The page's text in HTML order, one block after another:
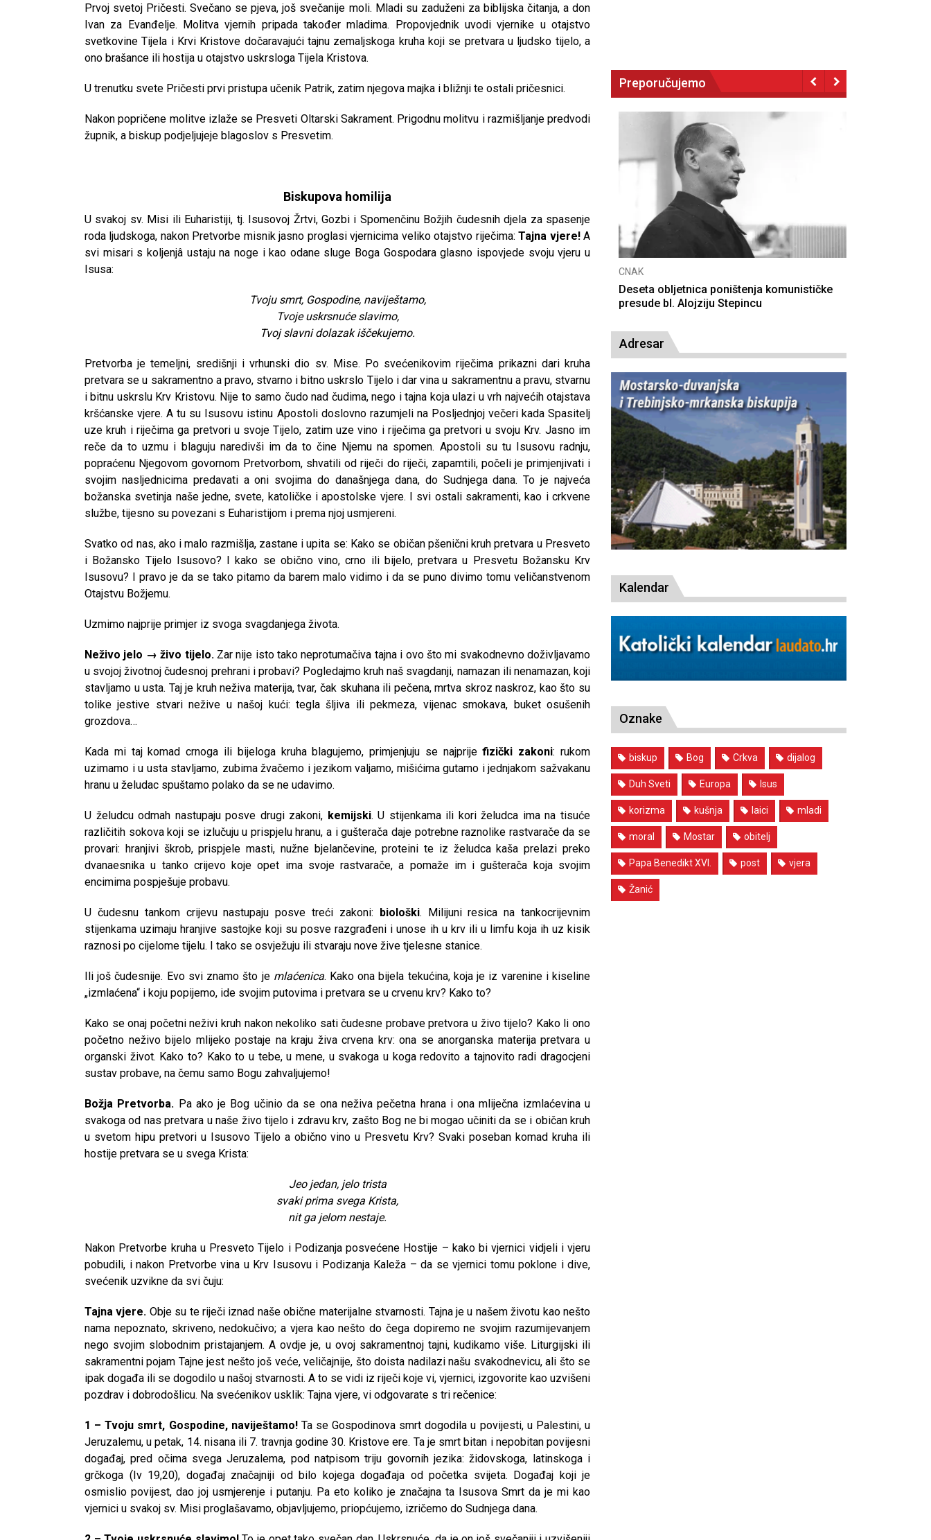
Prvoj svetoj Pričesti. Svečano se pjeva, još svečanije moli. Mladi su zaduženi za biblijska čitanja, a don
Ivan za Evanđelje. Molitva vjernih pripada također mladima. Propovjednik uvodi vjernike u otajstvo
svetkovine Tijela i Krvi Kristove dočaravajući tajnu zemaljskoga kruha koji se pretvara u ljudsko tijelo, a
ono brašance ili hostija u otajstvo uskrsloga Tijela Kristova.
U trenutku svete Pričesti prvi pristupa učenik Patrik, zatim njegova majka i bližnji te ostali pričesnici.
Nakon popričene molitve izlaže se Presveti Oltarski Sakrament. Prigodnu molitvu i razmišljanje predvodi
župnik, a biskup podjeljujeje blagoslov s Presvetim.
Biskupova homilija
U svakoj sv. Misi ili Euharistiji, tj. Isusovoj Žrtvi, Gozbi i Spomenčinu Božjih čudesnih djela za spasenje
roda ljudskoga, nakon Pretvorbe misnik jasno proglasi vjernicima veliko otajstvo riječima:Tajna vjere!A
svi misari s koljenjâ ustaju na noge i kao odane sluge Boga Gospodara glasno ispovjede svoju vjeru u
Isusa:
Tvoju smrt, Gospodine, naviještamo,
Tvoje uskrsnuće slavimo,
Tvoj slavni dolazak iščekujemo.
Pretvorba je temeljni, središnji i vrhunski dio sv. Mise. Po svećenikovim riječima prikazni dari kruha
pretvara se u sakramentno a pravo, stvarno i bitno uskrslo Tijelo i dar vina u sakramentnu a pravu, stvarnu
i bitnu uskrslu Krv Kristovu. Nije to samo čudo nad čudima, nego i tajna koja ulazi u vrh najvećih otajstava
kršćanske vjere. A tu su Isusovu istinu Apostoli doslovno razumjeli na Posljednjoj večeri kada Spasitelj
uze kruh i riječima ga pretvori u svoje Tijelo, zatim uze vino i riječima ga pretvori u svoju Krv. Jasno im
reče da to uzmu i blaguju naredivši im da to čine Njemu na spomen. Apostoli su tu Isusovu radnju,
popraćenu Njegovom govornom Pretvorbom, shvatili od riječi do riječi, zapamtili, počeli je primjenjivati i
svojim nasljednicima predavati a oni svojima do današnjega dana, do Sudnjega dana. To je najveća
božanska svetinja naše jedne, svete, katoličke i apostolske vjere. I svi ostali sakramenti, kao i crkvene
službe, tijesno su povezani s Euharistijom i prema njoj usmjereni.
Svatko od nas, ako i malo razmišlja, zastane i upita se: Kako se običan pšenični kruh pretvara u Presveto
i Božansko Tijelo Isusovo? I kako se obično vino, crno ili bijelo, pretvara u Presvetu Božansku Krv
Isusovu? I pravo je da se tako pitamo da barem malo vidimo i da se puno divimo tomu veličanstvenom
Otajstvu Božjemu.
Uzmimo najprije primjer iz svoga svagdanjega života.
Neživo jelo → živo tijelo.Zar nije isto tako neprotumačiva tajna i ovo što mi svakodnevno doživljavamo
u svojoj životnoj čudesnoj prehrani i probavi? Pogledajmo kruh naš svagdanji, namazan ili nenamazan, koji
stavljamo u usta. Taj je kruh neživa materija, tvar, čak skuhana ili pečena, mrtva skroz naskroz, kao što su
tolike jestive stvari nežive u našoj kući: tegla šljiva ili pekmeza, vijenac smokava, buket osušenih
grozdova…
Kada mi taj komad crnoga ili bijeloga kruha blagujemo, primjenjuju se najprijefizički zakoni: rukom
uzimamo i u usta stavljamo, zubima žvačemo i jezikom valjamo, mišićima gutamo i jednjakom sažvakanu
hranu u želudac spuštamo polako da se ne udavimo.
U želudcu odmah nastupaju posve drugi zakoni, kemijski. U stijenkama ili kori želudca ima na tisuće
različitih sokova koji se izlučuju u prispjelu hranu, a i gušterača daje potrebne raznolike rastvarače da se
provari: hranjivi škrob, prispjele masti, nužne bjelančevine, proteini te iz želudca kaša prelazi preko
dvanaesnika u tanko crijevo koje opet ima svoje rastvarače, a pomaže im i gušterača koja svojim
encimima pospješuje probavu.
U čudesnu tankom crijevu nastupaju posve treći zakoni: biološki. Milijuni resica na tankocrijevnim
stijenkama uzimaju hranjive sastojke koji su posve razgrađeni i unose ih u krv ili u limfu koja ih uz kisik
raznosi po cijelome tijelu. I tako se osvježuju ili stvaraju nove žive tjelesne stanice.
Ili još čudesnije. Evo svi znamo što je mlaćenica. Kako ona bijela tekućina, koja je iz varenine i kiseline
„izmlaćena“ i koju popijemo, ide svojim putovima i pretvara se u crvenu krv? Kako to?
Kako se onaj početni neživi kruh nakon nekoliko sati čudesne probave pretvora u živo tijelo? Kako li ono
početno neživo bijelo mlijeko postaje na kraju živa crvena krv: ona se anorganska materija pretvara u
organski život. Kako to? Kako to u tebe, u mene, u svakoga u koga redovito a tajnovito radi dragocjeni
sustav probave, na čemu samo Bogu zahvaljujemo!
Božja Pretvorba. Pa ako je Bog učinio da se ona neživa pečetna hrana i ona mliječna izmlaćevina u
svakoga od nas pretvara u naše živo tijelo i zdravu krv, zašto Bog ne bi mogao učiniti da se i običan kruh
u svetom hipu pretvori u Isusovo Tijelo a obično vino u Presvetu Krv? Svaki poseban komad kruha ili
hostije pretvara se u svega Krista:
Jeo jedan, jelo trista
svaki prima svega Krista,
nit ga jelom nestaje.
Nakon Pretvorbe kruha u Presveto Tijelo i Podizanja posvećene Hostije – kako bi vjernici vidjeli i vjeru
pobudili, i nakon Pretvorbe vina u Krv Isusovu i Podizanja Kaleža – da se vjernici tomu poklone i dive,
svećenik uzvikne da svi čuju:
Tajna vjere. Obje su te riječi iznad naše obične materijalne stvarnosti. Tajna je u našem životu kao nešto
nama nepoznato, skriveno, nedokučivo; a vjera kao nešto do čega dopiremo ne svojim razumijevanjem
nego svojim slobodnim pristajanjem. A ovdje je, u ovoj sakramentnoj tajni, kudikamo više. Liturgijski ili
sakramentni pojam Tajne jest nešto još veće, veličajnije, što doista nadilazi našu svakodnevicu, ali što se
ipak događa ili se dogodilo u našoj stvarnosti. A to se vidi iz riječi koje vi, vjernici, izgovorite kao uzvišeni
pozdrav i dobrodošlicu. Na svećenikov usklik: Tajna vjere, vi odgovarate s tri rečenice:
1 – Tvoju smrt, Gospodine, naviještamo!Ta se Gospodinova smrt dogodila u povijesti, u Palestini, u
Jeruzalemu, u petak, 14. nisana ili 7. travnja godine 30. Kristove ere. Ta je smrt bitan i nepobitan povijesni
događaj, pred očima svega Jeruzalema, pod natpisom triju govornih jezika: židovskoga, latinskoga i
grčkoga (Iv 19,20), događaj značajniji od bilo kojega događaja od početka svijeta. Događaj koji je
osmislio povijest, dao joj usmjerenje i putanju. Pa eto koliko je značajna ta Isusova Smrt da je mi kao
vjernici u svakoj sv. Misi proglašavamo, objavljujemo, priopćujemo, izričemo do Sudnjega dana.
Preporučujemo
CNAK CNAK
Deseta obljetnica poništenja komunističke
presude bl. Alojziju Stepincu
Adresar
Kalendar
Oznake
biskup Bog Crkva dijalog
Duh Sveti Europa Isus
korizma kušnja laici mladi
moral Mostar obitelj
Papa Benedikt XVI. post vjera
Žanić